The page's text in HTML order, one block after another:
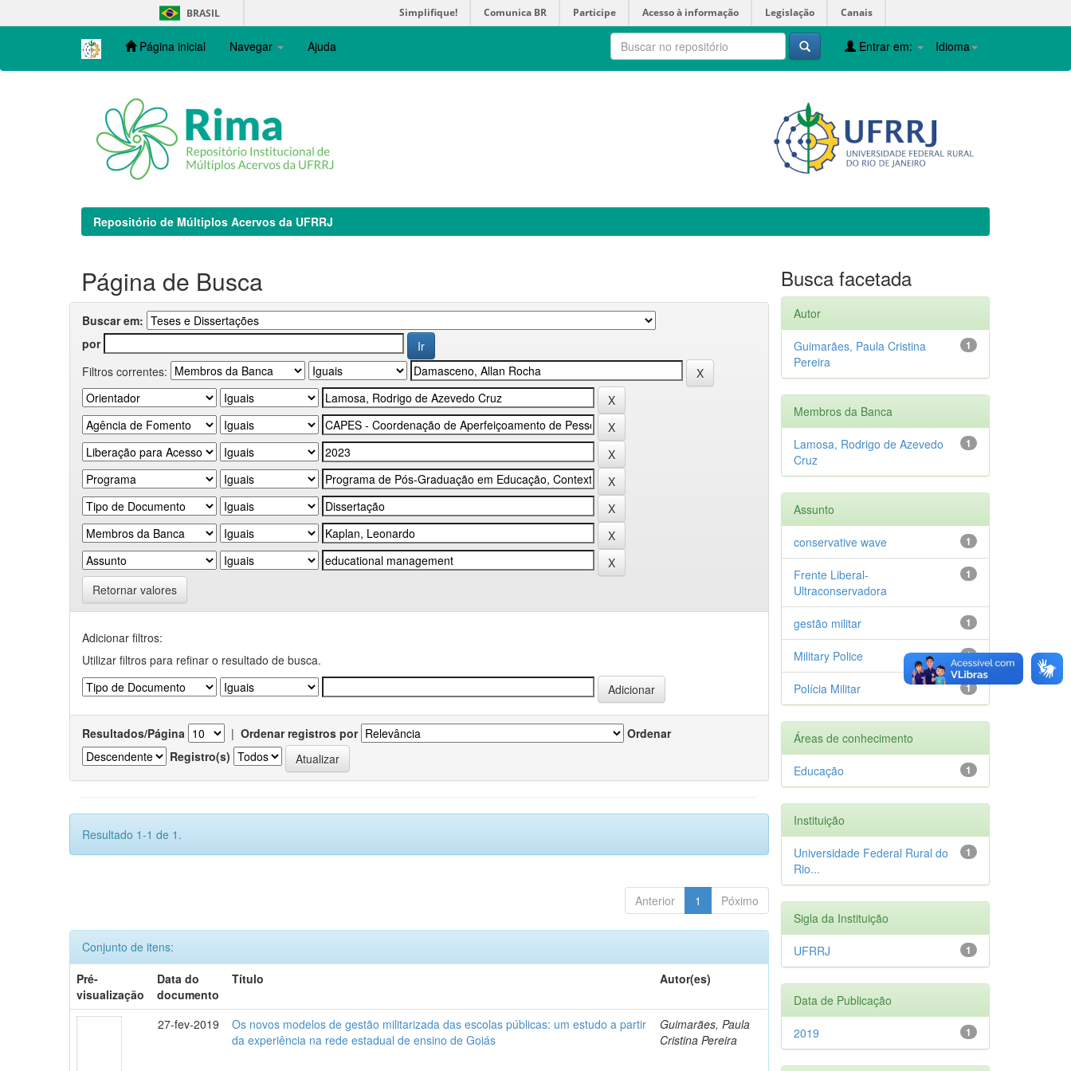
navigation
BRASIL Simplifique! Comunica BR Participe Acesso à informação Legislação Canais
Página inicial Navegar Ajuda Idioma
Entrar em:
Repositório de Múltiplos Acervos da UFRRJ
Página de Busca
Buscar em:
por
Filtros correntes:
Retornar valores
Adicionar filtros:
Utilizar filtros para refinar o resultado de busca.
Resultados/Página | Ordenar registros por
Ordenar
Registro(s)
Resultado 1-1 de 1.
Anterior 1 Póximo
Conjunto de itens:
Pré-
visualização
Data do
documento
Título Autor(es)
27-fev-2019
Os novos modelos de gestão militarizada das escolas públicas: um estudo a partir
da experiência na rede estadual de ensino de Goiás
Guimarães, Paula
Cristina Pereira
Busca facetada
Autor
1
Guimarães, Paula Cristina
Pereira
Membros da Banca
1
Lamosa, Rodrigo de Azevedo
Cruz
Assunto
1
conservative wave
1
Frente Liberal-
Ultraconservadora
1
gestão militar
1
Military Police
1
Polícia Militar
Áreas de conhecimento
1
Educação
Instituição
1
Universidade Federal Rural do
Rio...
Sigla da Instituição
1
UFRRJ
Data de Publicação
1
2019